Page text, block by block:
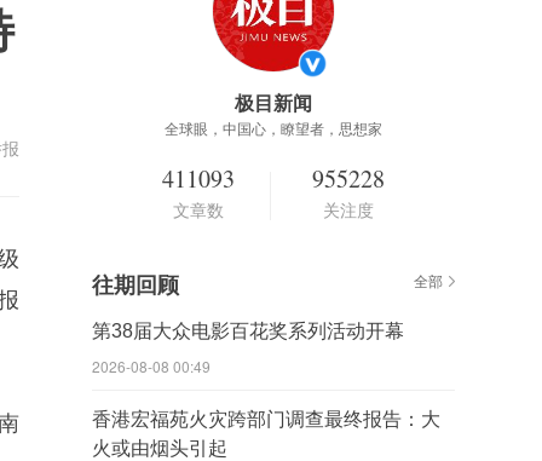
极目新闻
全球眼，中国心，瞭望者，思想家
411093
文章数
955228
关注度
往期回顾 全部
第38届大众电影百花奖系列活动开幕
2026-08-08 00:49
香港宏福苑火灾跨部门调查最终报告：大
火或由烟头引起